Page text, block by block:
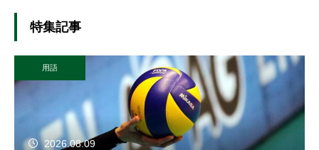
特集記事
用語
2026.08.09